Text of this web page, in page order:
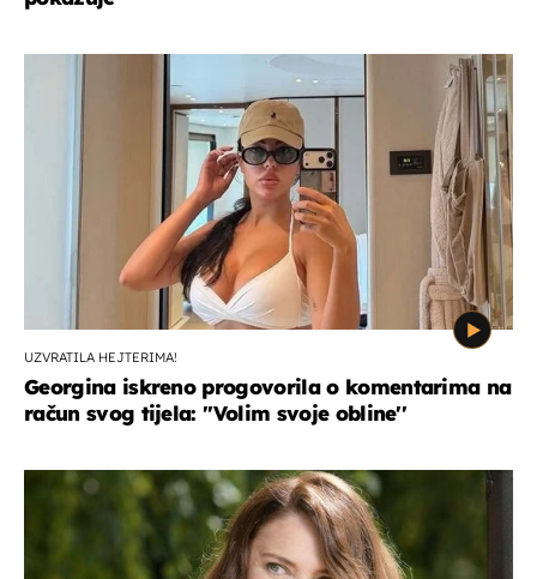
UZVRATILA HEJTERIMA!
Georgina iskreno progovorila o komentarima na
račun svog tijela: ''Volim svoje obline''